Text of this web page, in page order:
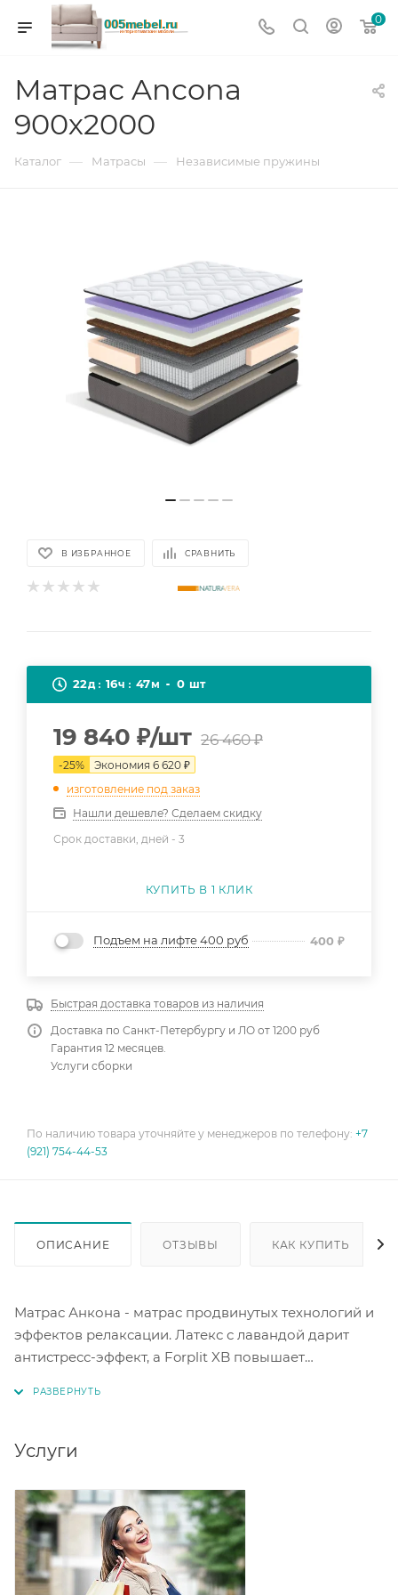
0
Матрас Ancona
900х2000
Каталог — Матрасы — Независимые пружины
В ИЗБРАННОЕ СРАВНИТЬ
22д 16ч 47м 0 шт
19 840 ₽/шт 26 460₽
-25% Экономия 6 620 ₽
изготовление под заказ
Нашли дешевле? Сделаем скидку
Срок доставки, дней - 3
КУПИТЬ В 1 КЛИК
Подъем на лифте 400 руб 400 ₽
Быстрая доставка товаров из наличия
Доставка по Санкт-Петербургу и ЛО от 1200 руб
Гарантия 12 месяцев.
Услуги сборки
По наличию товара уточняйте у менеджеров по телефону: +7
(921) 754-44-53
ОПИСАНИЕ ОТЗЫВЫ КАК КУПИТЬ
Матрас Анкона - матрас продвинутых технологий и
эффектов релаксации. Латекс с лавандой дарит
антистресс-эффект, а Forplit XB повышает
кг.Жесткость: низкая. Чехол: трикотаж,
гр/м2.
Наполнение:
Латекс лаванда - 2 см. Точечно воздействует на
мышцы тела.
Услуги